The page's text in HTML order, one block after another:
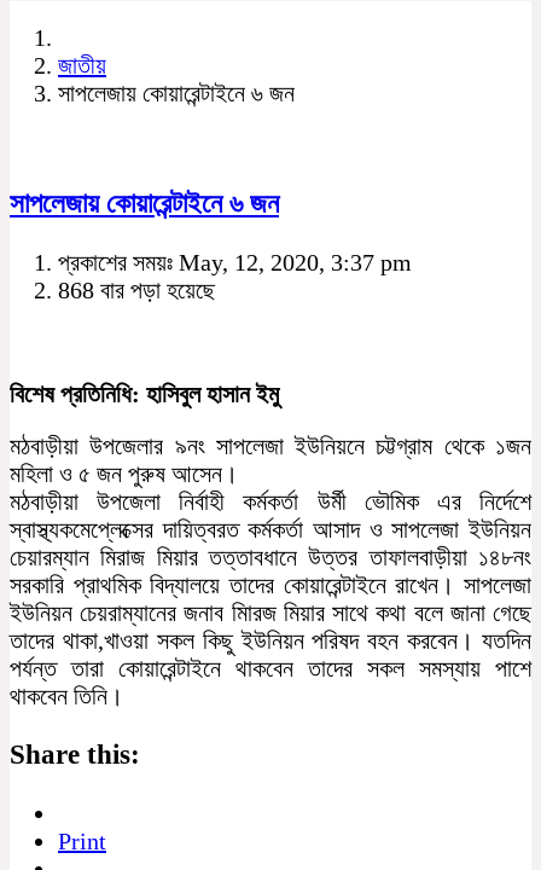
জাতীয়
সাপলেজায় কোয়ারেন্টাইনে ৬ জন
সাপলেজায় কোয়ারেন্টাইনে ৬ জন
প্রকাশের সময়ঃ May, 12, 2020, 3:37 pm
868 বার পড়া হয়েছে
বিশেষ প্রতিনিধি: হাসিবুল হাসান ইমু
মঠবাড়ীয়া উপজেলার ৯নং সাপলেজা ইউনিয়নে চট্টগ্রাম থেকে ১জন
মহিলা ও ৫ জন পুরুষ আসেন।
মঠবাড়ীয়া উপজেলা নির্বাহী কর্মকর্তা উর্মী ভৌমিক এর নির্দেশে
স্বাস্থ্যকমেপ্লেক্সের দায়িত্বরত কর্মকর্তা আসাদ ও সাপলেজা ইউনিয়ন
চেয়ারম্যান মিরাজ মিয়ার তত্তাবধানে উত্তর তাফালবাড়ীয়া ১৪৮নং
সরকারি প্রাথমিক বিদ্যালয়ে তাদের কোয়ারেন্টাইনে রাখেন। সাপলেজা
ইউনিয়ন চেয়রাম্যানের জনাব মিারজ মিয়ার সাথে কথা বলে জানা গেছে
তাদের থাকা,খাওয়া সকল কিছু ইউনিয়ন পরিষদ বহন করবেন। যতদিন
পর্যন্ত তারা কোয়ারেন্টাইনে থাকবেন তাদের সকল সমস্যায় পাশে
থাকবেন তিনি।
Share this:
Print